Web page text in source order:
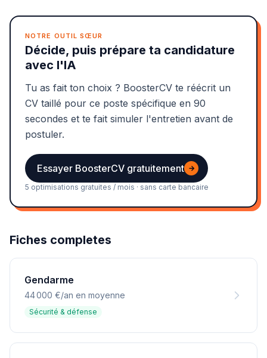
NOTRE OUTIL SŒUR
Décide, puis prépare ta candidature
avec l'IA
Tu as fait ton choix ? BoosterCV te réécrit un
CV taillé pour ce poste spécifique en 90
secondes et te fait simuler l'entretien avant de
postuler.
Essayer BoosterCV gratuitement →
5 optimisations gratuites / mois · sans carte bancaire
Fiches completes
Gendarme
44 000 €/an en moyenne
Sécurité & défense